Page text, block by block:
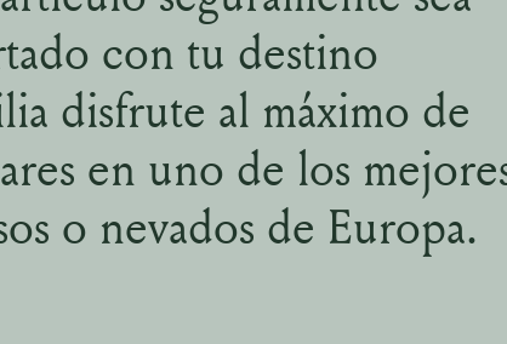
con tu destino
disfrute al máximo de
en uno de los
o nevados de Europa.